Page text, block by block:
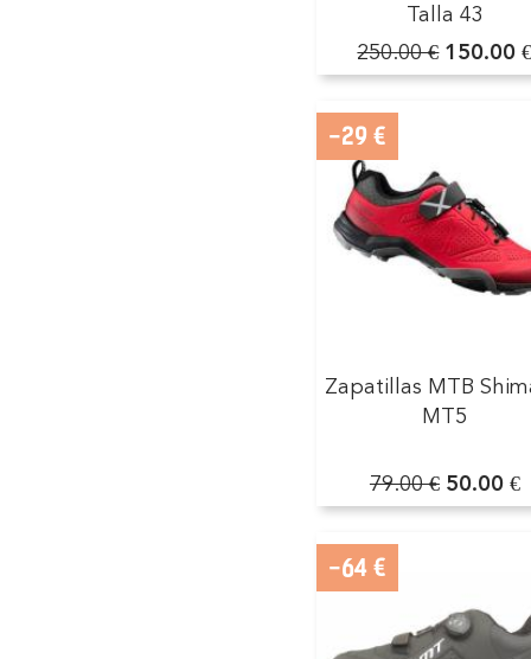
Talla 43
250.00 €150.00
Zapatillas MTB
MT5
79.00 €50.00 €
-29 €
-64 €